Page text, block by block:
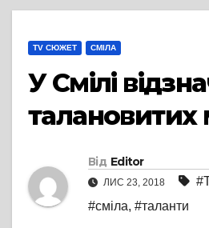
TV СЮЖЕТ СМІЛА
У Смілі
талановитих
Від Editor
ЛИС 23, 2018
#сміла, #таланти